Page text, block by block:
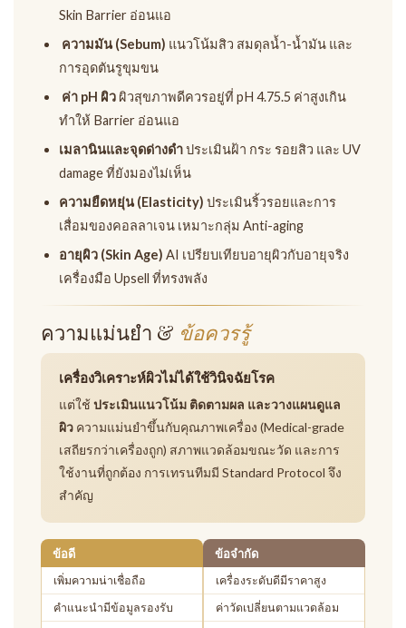
Skin Barrier อ่อนแอ
ความมัน (Sebum) แนวโน้มสิว สมดุลน้ำ-น้ำมัน และ
การอุดตันรูขุมขน
️ ค่า pH ผิว ผิวสุขภาพดีควรอยู่ที่ pH 4.75.5 ค่าสูงเกิน
ทำให้ Barrier อ่อนแอ
เมลานินและจุดด่างดำประเมินฝ้า กระ รอยสิว และ UV
damage ที่ยังมองไม่เห็น
ความยืดหยุ่น (Elasticity) ประเมินริ้วรอยและการ
เสื่อมของคอลลาเจน เหมาะกลุ่ม Anti-aging
อายุผิว (Skin Age) AI เปรียบเทียบอายุผิวกับอายุจริง
เครื่องมือ Upsell ที่ทรงพลัง
ความแม่นยำ & ข้อควรรู้
เครื่องวิเคราะห์ผิวไม่ได้ใช้วินิจฉัยโรค
แต่ใช้ประเมินแนวโน้ม ติดตามผล และวางแผนดูแล
ผิว ความแม่นยำขึ้นกับคุณภาพเครื่อง (Medical-grade
เสถียรกว่าเครื่องถูก) สภาพแวดล้อมขณะวัด และการ
ใช้งานที่ถูกต้อง การเทรนทีมมี Standard Protocol จึง
สำคัญ
ข้อดี
เพิ่มความน่าเชื่อถือ
คำแนะนำมีข้อมูลรองรับ
ข้อจำกัด
เครื่องระดับดีมีราคาสูง
ค่าวัดเปลี่ยนตามแวดล้อม